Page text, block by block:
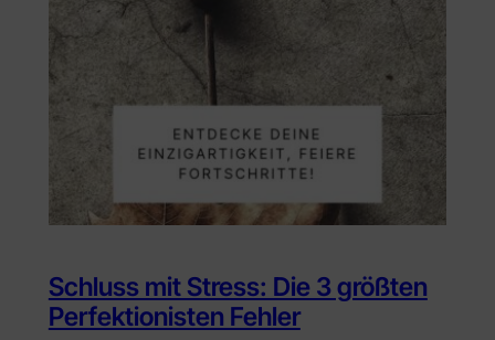
Schluss mit Stress: Die 3 größten
Perfektionisten Fehler